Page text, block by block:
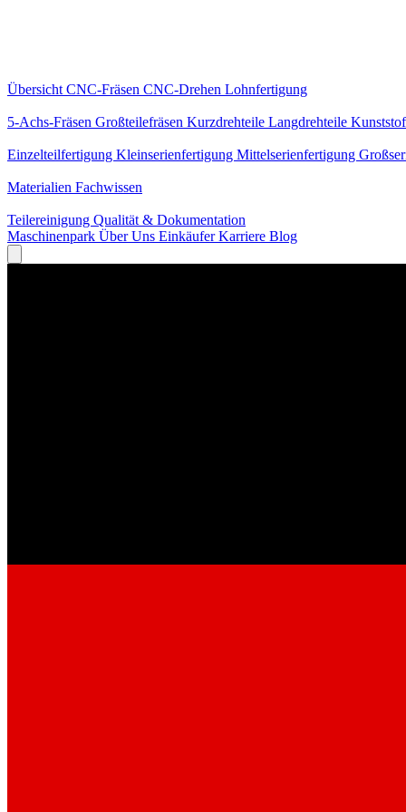
Übersicht CNC-Fräsen CNC-Drehen Lohnfertigung
5-Achs-Fräsen Großteilefräsen Kurzdrehteile Langdrehteile
Einzelteilfertigung Kleinserienfertigung Mittelserienfertigung
Materialien Fachwissen
Teilereinigung Qualität & Dokumentation
Maschinenpark Über Uns EinkäuferKarriere Blog